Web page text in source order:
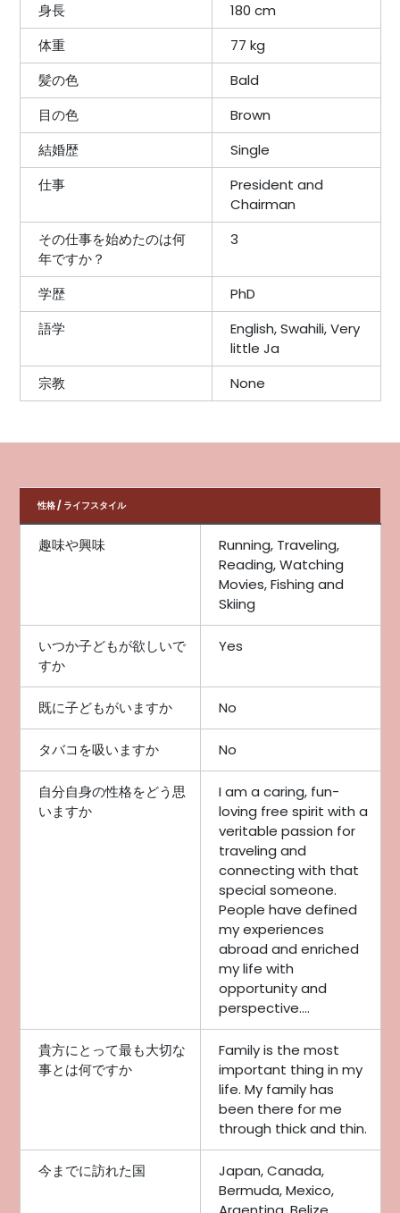
身長
180 cm
体重
77 kg
髪の色
Bald
目の色
Brown
結婚歴
Single
仕事
President and
Chairman
その仕事を始めたのは何
年ですか？
3
学歴
PhD
語学
English, Swahili, Very
little Ja
宗教
None
性格 / ライフスタイル
趣味や興味
Running, Traveling,
Reading, Watching
Movies, Fishing and
Skiing
いつか子どもが欲しいで
すか
Yes
既に子どもがいますか No
タバコを吸いますか No
自分自身の性格をどう思
いますか
I am a caring, fun-
loving free spirit with a
veritable passion for
traveling and
connecting with that
special someone.
People have defined
my experiences
abroad and enriched
my life with
opportunity and
perspective....
貴方にとって最も大切な
事とは何ですか
Family is the most
important thing in my
life. My family has
been there for me
through thick and thin.
今までに訪れた国
Japan, Canada,
Bermuda, Mexico,